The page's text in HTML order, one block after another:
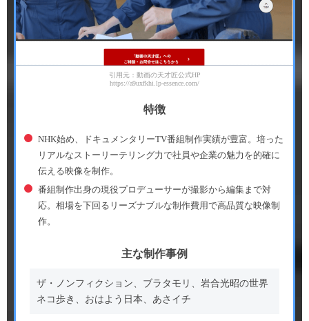
引用元：動画の天才匠公式HP
https://a9uxfkhi.lp-essence.com/
特徴
NHK始め、ドキュメンタリーTV番組制作実績が豊富。培った
リアルなストーリーテリング力で社員や企業の魅力を的確に
伝える映像を制作。
番組制作出身の現役プロデューサーが撮影から編集まで対
応。相場を下回るリーズナブルな制作費用で高品質な映像制
作。
主な制作事例
ザ・ノンフィクション、ブラタモリ、岩合光昭の世界
ネコ歩き、おはよう日本、あさイチ